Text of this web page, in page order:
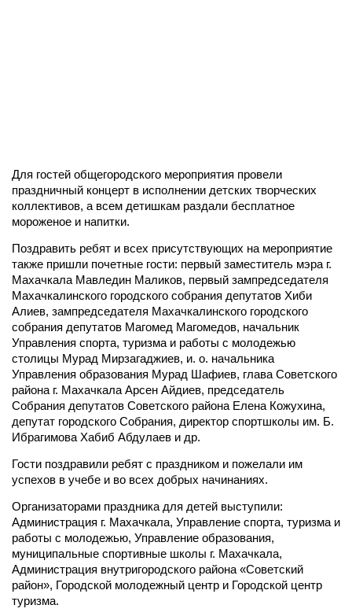
Для гостей общегородского мероприятия провели
праздничный концерт в исполнении детских творческих
коллективов, а всем детишкам раздали бесплатное
мороженое и напитки.
Поздравить ребят и всех присутствующих на мероприятие
также пришли почетные гости: первый заместитель мэра г.
Махачкала Мавледин Маликов, первый зампредседателя
Махачкалинского городского собрания депутатов Хиби
Алиев, зампредседателя Махачкалинского городского
собрания депутатов Магомед Магомедов, начальник
Управления спорта, туризма и работы с молодежью
столицы Мурад Мирзагаджиев, и. о. начальника
Управления образования Мурад Шафиев, глава Советского
района г. Махачкала Арсен Айдиев, председатель
Собрания депутатов Советского района Елена Кожухина,
депутат городского Собрания, директор спортшколы им. Б.
Ибрагимова Хабиб Абдулаев и др.
Гости поздравили ребят с праздником и пожелали им
успехов в учебе и во всех добрых начинаниях.
Организаторами праздника для детей выступили:
Администрация г. Махачкала, Управление спорта, туризма и
работы с молодежью, Управление образования,
муниципальные спортивные школы г. Махачкала,
Администрация внутригородского района «Советский
район», Городской молодежный центр и Городской центр
туризма.